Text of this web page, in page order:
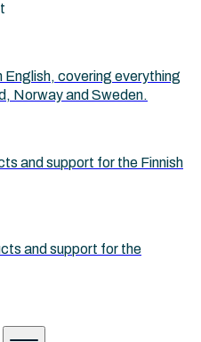
English, covering everything
Norway and Sweden.
and support for the Finnish
and support for the